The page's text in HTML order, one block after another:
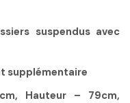
suspendus avec
supplémentaire
Hauteur – 79cm,